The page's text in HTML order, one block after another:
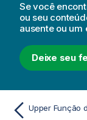
Se você
ou seu
ausente ou um
Deixe seu